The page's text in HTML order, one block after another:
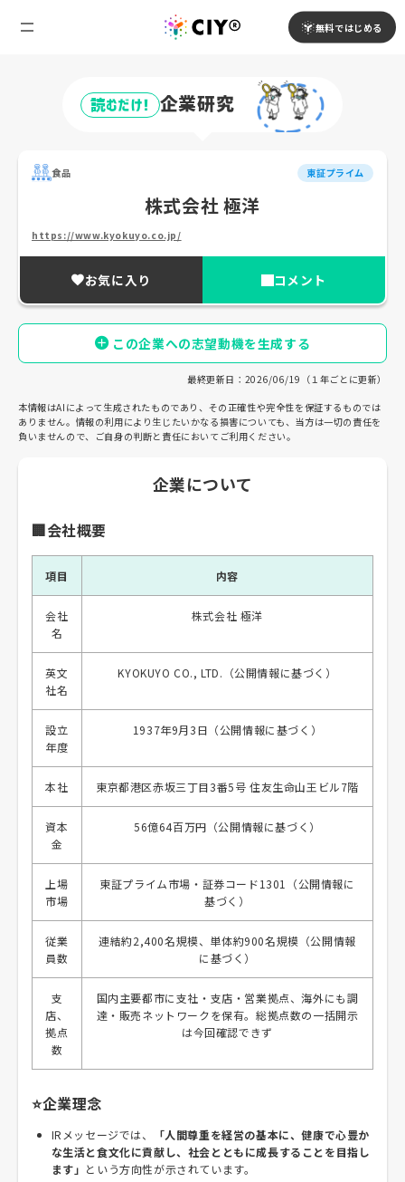
無料ではじめる
読むだけ! 企業研究
食品 東証プライム
株式会社 極洋
https://www.kyokuyo.co.jp/
お気に入り コメント
この企業への志望動機を生成する
最終更新日：2026/06/19（１年ごとに更新）
本情報はAIによって生成されたものであり、その正確性や完全性を保証するものでは
ありません。情報の利用により生じたいかなる損害についても、当方は一切の責任を
負いませんので、ご自身の判断と責任においてご利用ください。
企業について
🏢会社概要
項目 内容
会社
名
株式会社 極洋
英文
社名
KYOKUYO CO., LTD.（公開情報に基づく）
設立
年度
1937年9月3日（公開情報に基づく）
本社 東京都港区赤坂三丁目3番5号 住友生命山王ビル7階
資本
金
56億64百万円（公開情報に基づく）
上場
市場
東証プライム市場・証券コード1301（公開情報に
基づく）
従業
員数
連結約2,400名規模、単体約900名規模（公開情報
に基づく）
支
店、
拠点
数
国内主要都市に支社・支店・営業拠点、海外にも調
達・販売ネットワークを保有。総拠点数の一括開示
は今回確認できず
⭐企業理念
IRメッセージでは、
「人間尊重を経営の基本に、健康で心豊か
な生活と食文化に貢献し、社会とともに成長することを目指し
ます」 という方向性が示されています。